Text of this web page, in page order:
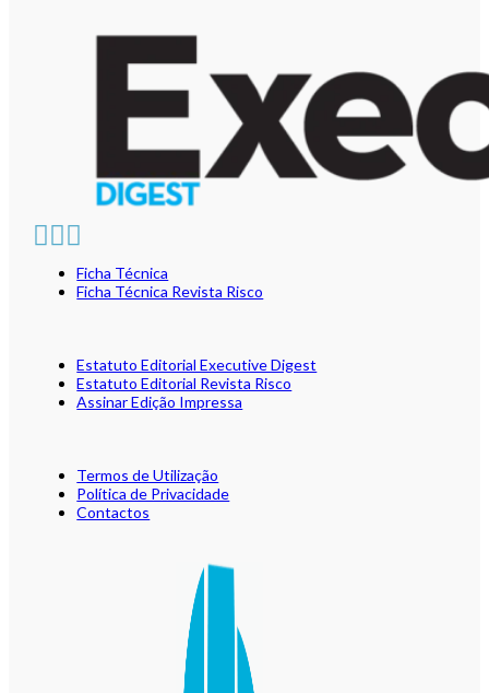
Ficha Técnica
Ficha Técnica Revista Risco
Estatuto Editorial Executive Digest
Estatuto Editorial Revista Risco
Assinar Edição Impressa
Termos de Utilização
Política de Privacidade
Contactos